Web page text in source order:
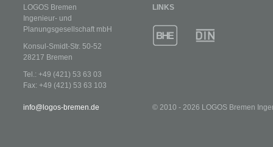
LOGOS Bremen
Ingenieur- und
Planungsgesellschaft mbH
Konsul-Smidt-Str. 50-52
28217 Bremen
Tel.: +49 (421) 53 63 03
Fax: +49 (421) 53 63 103
info@logos-bremen.de
LINKS
© 2010 - 2026 LOGOS Bremen